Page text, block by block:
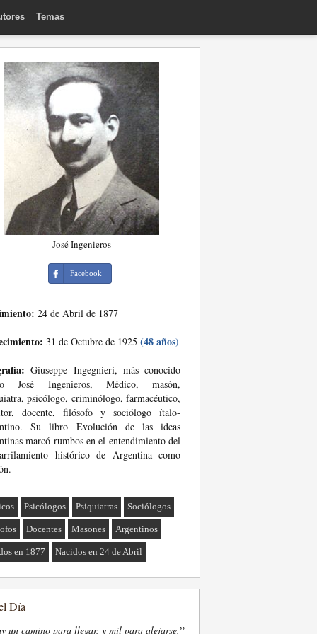
Temas
José Ingenieros
Facebook
24 de Abril de 1877
31 de Octubre de 1925 (48 años)
Giuseppe Ingegnieri, más conocido
José Ingenieros, Médico, masón,
psicólogo, criminólogo, farmacéutico,
docente, filósofo y sociólogo ítalo-
Su libro Evolución de las ideas
marcó rumbos en el entendimiento del
histórico de Argentina como
Psicólogos Psiquiatras Sociólogos
Docentes Masones Argentinos
en 1877 Nacidos en 24 de Abril
Día
un camino para llegar, y mil para alejarse.”